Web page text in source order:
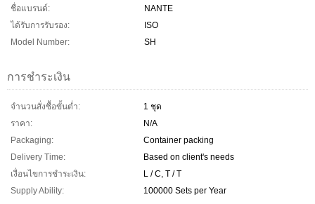
ชื่อแบรนด์:
NANTE
ได้รับการรับรอง:
ISO
Model Number:
SH
การชำระเงิน
จำนวนสั่งซื้อขั้นต่ำ:
1 ชุด
ราคา:
N/A
Packaging:
Container packing
Delivery Time:
Based on client's needs
เงื่อนไขการชำระเงิน:
L / C, T / T
Supply Ability:
100000 Sets per Year